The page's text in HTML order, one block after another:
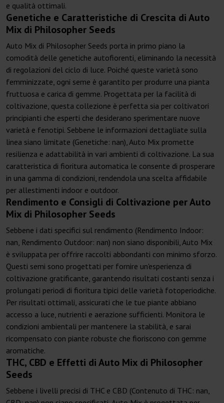
e qualità ottimali.
Genetiche e Caratteristiche di Crescita di Auto
Mix di Philosopher Seeds
Auto Mix di Philosopher Seeds porta in primo piano la
comodità delle genetiche autofiorenti, eliminando la necessità
di regolazioni del ciclo di luce. Poiché queste varietà sono
femminizzate, ogni seme è garantito per produrre una pianta
fruttuosa e carica di gemme. Progettata per la facilità di
coltivazione, questa collezione è perfetta sia per coltivatori
principianti che esperti che desiderano sperimentare nuove
varietà e fenotipi. Sebbene le informazioni dettagliate sulla
linea siano limitate (Genetiche: nan), Auto Mix promette
resilienza e adattabilità in vari ambienti di coltivazione. La sua
caratteristica di fioritura automatica le consente di prosperare
in una gamma di condizioni, rendendola una scelta affidabile
per allestimenti indoor e outdoor.
Rendimento e Consigli di Coltivazione per Auto
Mix di Philosopher Seeds
Sebbene i dati specifici sul rendimento (Rendimento Indoor:
nan, Rendimento Outdoor: nan) non siano disponibili, Auto Mix
è sviluppata per offrire raccolti abbondanti con minimo sforzo.
Questi semi sono progettati per fornire un'esperienza di
coltivazione gratificante, garantendo risultati costanti senza i
prolungati periodi di fioritura tipici delle varietà fotoperiodiche.
Per risultati ottimali, assicurati che le tue piante abbiano
accesso a luce, nutrienti e aerazione sufficienti. Monitora le
condizioni ambientali per mantenere la stabilità, e sarai
ricompensato con piante robuste che fioriscono con gemme
aromatiche.
THC, CBD e Effetti di Auto Mix di Philosopher
Seeds
Sebbene i livelli precisi di THC e CBD (Contenuto di THC: nan,